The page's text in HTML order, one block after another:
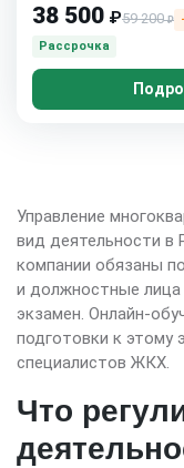
38 500 ₽59 200₽
Рассрочка
Управление
вид деятельности в
компании обязаны
и должностные
экзамен. Онлайн-
подготовки к этому
специалистов ЖКХ.
Что